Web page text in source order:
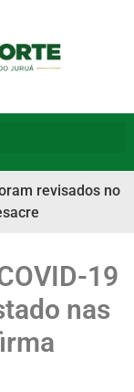
revisados no
19
nas